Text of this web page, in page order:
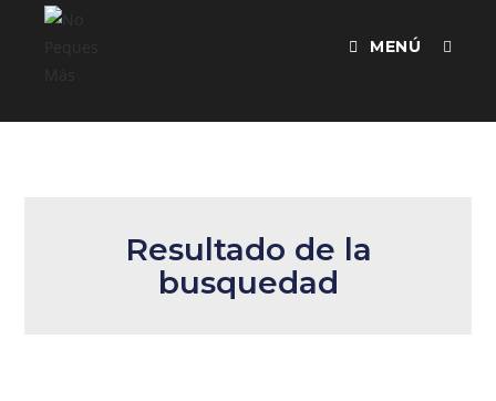
MENÚ
Resultado de la
busquedad